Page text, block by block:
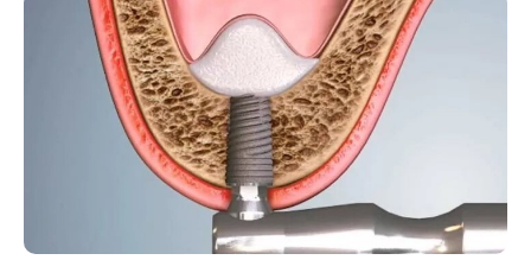
29 лет опыт работы
Документы об
образовании
Соколова Марианна
Львовна
Глав. врач клиники
комфорт. Доверьтесь нам, и ваша улыбка
станет идеальной!